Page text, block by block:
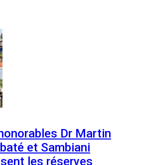
Dr Martin
et Sambiani
les réserves